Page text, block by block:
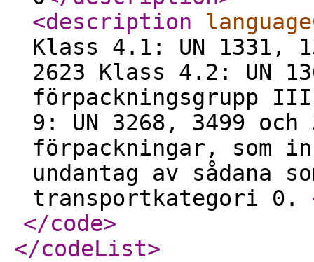
<description
Klass 4.1: UN 1331,
2623 Klass 4.2: UN
förpackningsgrupp III
9: UN 3268, 3499
förpackningar, som
undantag av sådana
transportkategori 0.
</code>
</codeList>